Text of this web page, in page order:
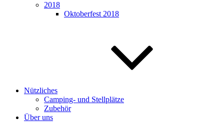
2018
Oktoberfest 2018
Nützliches
Camping- und Stellplätze
Zubehör
Über uns